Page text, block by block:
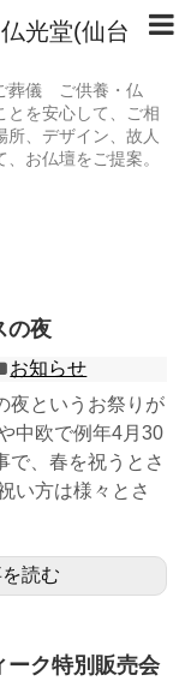
光堂(仙台
儀 ご供養・仏
を安心して、ご相
、デザイン、故人
お仏壇をご提案。
の夜
お知らせ
夜というお祭りが
中欧で例年4月30
で、春を祝うとさ
い方は様々とさ
読む
ーク特別販売会